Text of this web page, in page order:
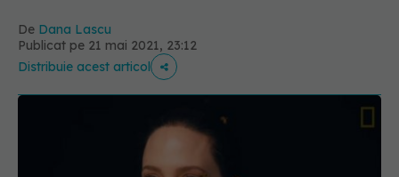
De Dana Lascu
Publicat pe 21 mai 2021, 23:12
Distribuie acest articol